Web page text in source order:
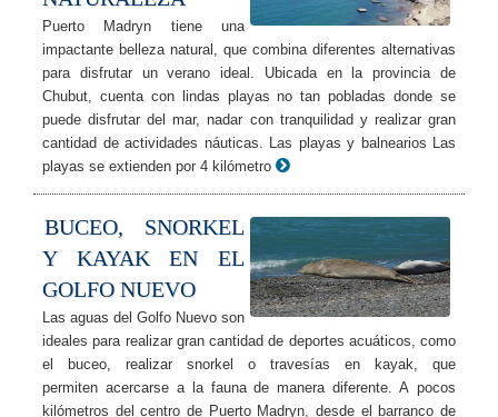
Puerto Madryn tiene una
impactante belleza natural, que combina diferentes alternativas
para disfrutar un verano ideal. Ubicada en la provincia de
Chubut, cuenta con lindas playas no tan pobladas donde se
puede disfrutar del mar, nadar con tranquilidad y realizar gran
cantidad de actividades náuticas. Las playas y balnearios Las
playas se extienden por 4 kilómetro
BUCEO, SNORKEL
Y KAYAK EN EL
GOLFO NUEVO
Las aguas del Golfo Nuevo son
ideales para realizar gran cantidad de deportes acuáticos, como
el buceo, realizar snorkel o travesías en kayak, que
permiten acercarse a la fauna de manera diferente. A pocos
kilómetros del centro de Puerto Madryn, desde el barranco de